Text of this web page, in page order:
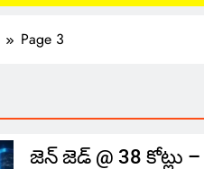
Page 3
జెన్ జెడ్ @ 38 కోట్లు